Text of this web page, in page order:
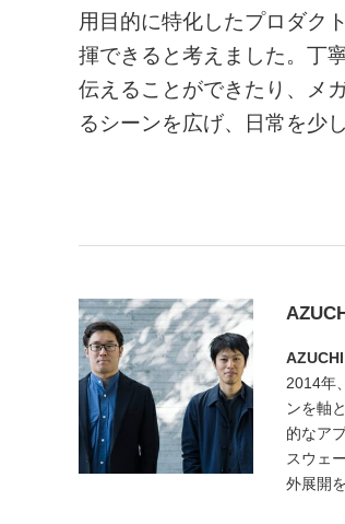
用目的に特化したプロダク
揮できると考えました。丁
伝えることができたり、メ
るシーンを広げ、日常を少
AZUCHI
2014年
ンを軸
的なア
スウェ
外展開